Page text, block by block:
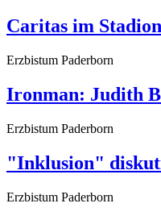
Caritas im Stadion
Erzbistum Paderborn
Ironman: Judith
Erzbistum Paderborn
"Inklusion"
Erzbistum Paderborn